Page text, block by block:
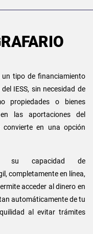
tipo de financiamiento
IESS, sin necesidad de
propiedades o bienes
las aportaciones del
en una opción
su capacidad de
completamente en línea,
acceder al dinero en
automáticamente de tu
al evitar trámites